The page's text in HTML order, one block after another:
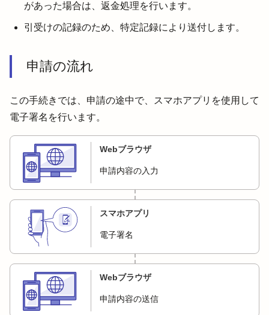
があった場合は、返金処理を行います。
引受けの記録のため、特定記録により送付します。
申請の流れ
この手続きでは、申請の途中で、スマホアプリを使用して
電子署名を行います。
Webブラウザ
申請内容の入力
スマホアプリ
電子署名
Webブラウザ
申請内容の送信